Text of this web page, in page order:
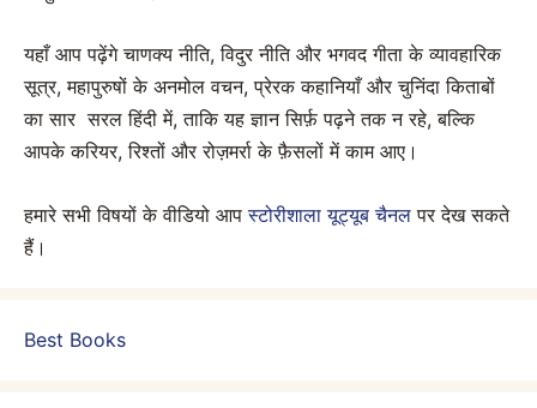
यहाँ आप पढ़ेंगे चाणक्य नीति, विदुर नीति और भगवद गीता के व्यावहारिक
सूत्र, महापुरुषों के अनमोल वचन, प्रेरक कहानियाँ और चुनिंदा किताबों
का सार सरल हिंदी में, ताकि यह ज्ञान सिर्फ़ पढ़ने तक न रहे, बल्कि
आपके करियर, रिश्तों और रोज़मर्रा के फ़ैसलों में काम आए।
हमारे सभी विषयों के वीडियो आपस्टोरीशाला यूट्यूब चैनल पर देख सकते
हैं।
Best Books